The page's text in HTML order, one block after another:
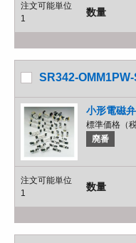
注文可能単位
1
数量
SR342-OMM1PW-
小形電磁
標準価格（
廃番
注文可能単位
1
数量